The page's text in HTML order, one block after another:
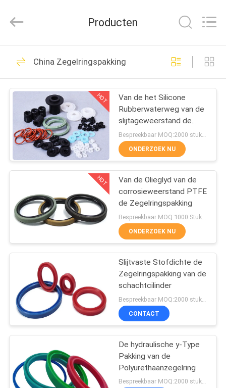
HUIS
PRODUCTEN
ONGEVEER
ONS
FABRIEKSREIS
KWALITEITSCONTROLE
CONTACTEER
ONS
VERZOEK
OM EEN
CITAAT
SITEMAP
PRIVACY
Remvoeringsbroodje
42
De Voering van het
rembroodje
23
Geweven
Remvoeringsbroodje
25
34
Producten
China Zegelringspakking
HOT
Van de het Silicone
Rubberwaterweg van de
slijtageweerstand de
Zegelringspakking
Bespreekbaar MOQ:2000 stukken
ONDERZOEK NU
HOT
Van de Olieglyd van de
corrosieweerstand PTFE
de Zegelringspakking
ONDERZOEK NU
Slijtvaste Stofdichte de
Zegelringspakking van de
schachtcilinder
CONTACT
De hydraulische y-Type
Pakking van de
Polyurethaanzegelring
Bespreekbaar MOQ:2000 stukken